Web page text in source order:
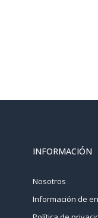
INFORMACIÓN
Nosotros
Información de